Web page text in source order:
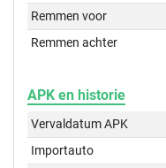
Remmen voor
Remmen achter
APK en historie
Vervaldatum APK
Importauto